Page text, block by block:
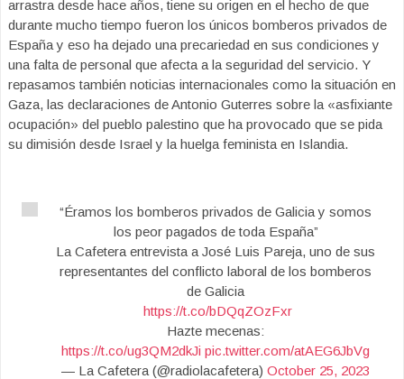
arrastra desde hace años, tiene su origen en el hecho de que
durante mucho tiempo fueron los únicos bomberos privados de
España y eso ha dejado una precariedad en sus condiciones y
una falta de personal que afecta a la seguridad del servicio. Y
repasamos también noticias internacionales como la situación en
Gaza, las declaraciones de Antonio Guterres sobre la «asfixiante
ocupación» del pueblo palestino que ha provocado que se pida
su dimisión desde Israel y la huelga feminista en Islandia.
“Éramos los bomberos privados de Galicia y somos
los peor pagados de toda España”
La Cafetera entrevista a José Luis Pareja, uno de sus
representantes del conflicto laboral de los bomberos
de Galicia
https://t.co/bDQqZOzFxr
Hazte mecenas:
https://t.co/ug3QM2dkJi pic.twitter.com/atAEG6JbVg
— La Cafetera (@radiolacafetera) October 25, 2023